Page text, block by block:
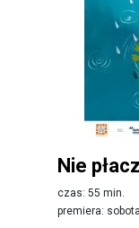
Nie
czas: 55 min.
premiera: